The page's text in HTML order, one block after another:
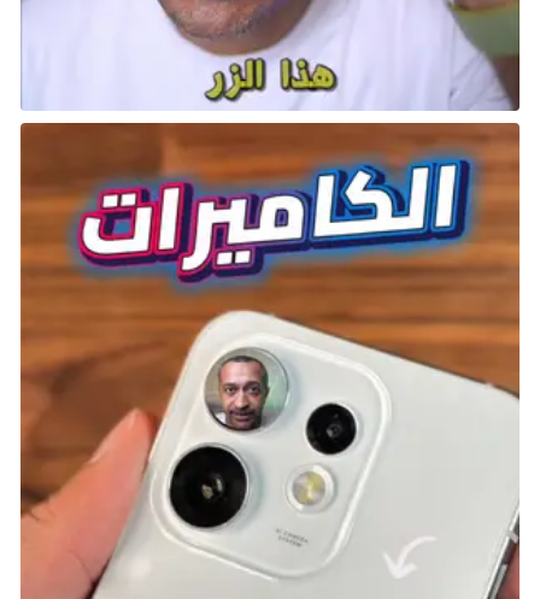
من المحتمل أن يكون هذا هو الجزء الأخير من الخريطة الذي
عليك الحصول عليه، وقد يكون الوصول إليه صعبًا، ولكن
لدينا التفاصيل التي تحتاجها. بافتراض أنك قد استكشفت
بالفعل Shadow Keep، توجه إلى موقع الطابق الأول من
مخزن بيت المتجر Store House في موقع النعمة وارجع
إلى الخلف، واستقل المصعد إلى الأسفل. بمجرد الخروج،
اتجه يسارًا بعد نزول السلالم وسرعان ما ستجد سلم يؤدي إلى
الأسفل.
اتبع السلم إلى الأسفل، ثم اسلك الطريق إلى اليسار عبر الماء
وانزل سلم آخر. استمر في التقدم إلى الأمام حتى تصل إلى
غرفة بها لوحة. في هذه الغرفة، يوجد حائط وهمي على
يمينك – هاجمه وتابع حتى تجد تابوت. تفاعل مع التابوت
للوصول إلى منطقة جديدة أسفل شادو كيب.